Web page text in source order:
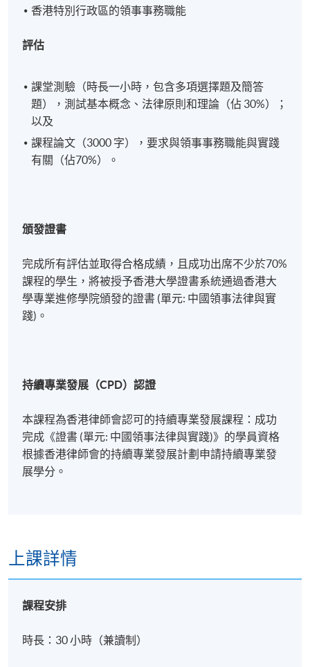
香港特別行政區的領事事務職能
評估
課堂測驗（時長一小時，包含多項選擇題及簡答
題），測試基本概念、法律原則和理論（佔 30%）；
以及
課程論文（3000 字），要求與領事事務職能與實踐
有關（佔70%）。
頒發證書
完成所有評估並取得合格成績，且成功出席不少於70%
課程的學生，將被授予香港大學證書系統通過香港大
學專業進修學院頒發的證書 (單元: 中國領事法律與實
踐)。
持續專業發展（CPD）認證
本課程為香港律師會認可的持續專業發展課程：成功
完成《證書 (單元: 中國領事法律與實踐)》的學員資格
根據香港律師會的持續專業發展計劃申請持續專業發
展學分。
上課詳情
課程安排
時長：30 小時（兼讀制）